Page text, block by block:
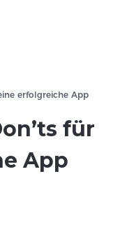
erfolgreiche App
für
App